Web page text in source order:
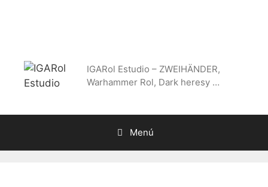
IGARol Estudio – ZWEIHÄNDER,
Warhammer Rol, Dark heresy …
Menú